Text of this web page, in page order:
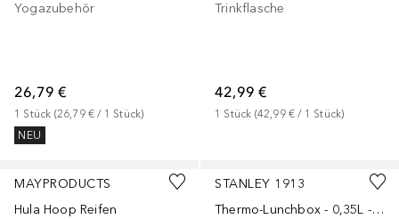
Yogazubehör
26,79 €
1 Stück (26,79 € / 1 Stück)
NEU
Trinkflasche
42,99 €
1 Stück (42,99 € / 1 Stück)
MAYPRODUCTS
Hula Hoop Reifen
STANLEY 1913
Thermo-Lunchbox - 0,35L - ADVENTURE TO-GO FOOD JAR